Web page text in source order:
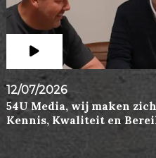
12/07/2026
54U Media, wij maken
Kennis, Kwaliteit en